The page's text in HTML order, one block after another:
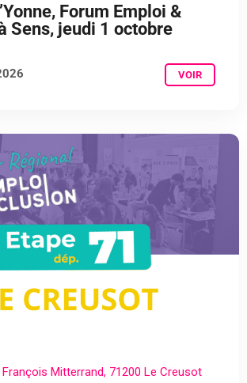
Forum Emploi &
Sens, jeudi 1 octobre
VOIR
François Mitterrand, 71200 Le Creusot